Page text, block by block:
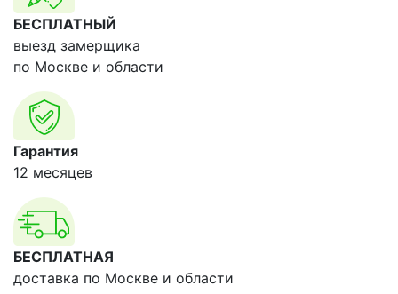
БЕСПЛАТНЫЙ
выезд замерщика
по Москве и области
Гарантия
12 месяцев
БЕСПЛАТНАЯ
доставка по Москве и области